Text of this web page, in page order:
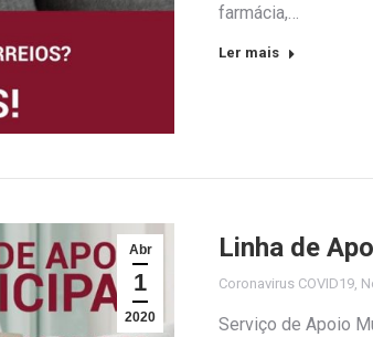
farmácia,…
Ler mais
Abr
1
2020
Linha de
Coronavirus COVID19,
Serviço de Apoio